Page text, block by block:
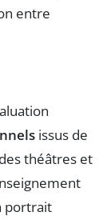
entre
issus de
théâtres et
portrait